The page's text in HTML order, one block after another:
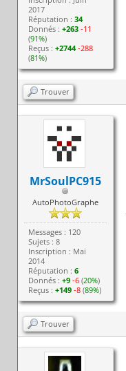
2017
Réputation :34
Donnés :+263 -11
(91%)
Reçus :+2744 -288
(81%)
Trouver
MrSoulPC915
AutoPhotoGraphe
Messages : 120
Sujets : 8
Inscription : Mai
2014
Réputation :6
Donnés :+9 -6 (20%)
Reçus :+149 -8 (89%)
Trouver